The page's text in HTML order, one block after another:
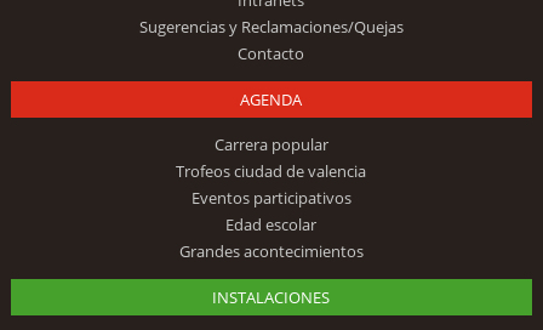
Sugerencias y Reclamaciones/Quejas
Contacto
AGENDA
Carrera popular
Trofeos ciudad de valencia
Eventos participativos
Edad escolar
Grandes acontecimientos
INSTALACIONES